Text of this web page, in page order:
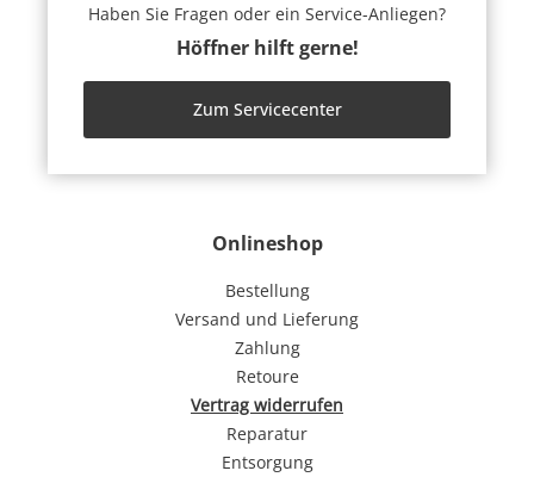
Onlineshop
Bestellung
Versand und Lieferung
Zahlung
Retoure
Vertrag widerrufen
Reparatur
Entsorgung
Haben Sie Fragen oder ein Service-Anliegen?
Höffner hilft gerne!
Zum Servicecenter